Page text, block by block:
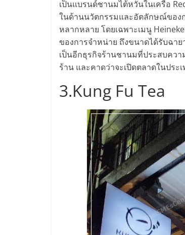
ที่
ปรึกษา
การ
ลงทุน
และ
ขยาย
เป็นแบรนด์ชานมไต้หวันในเครือ
ในด้านนวัตกรรมและอัตลักษณ์ของ
หลากหลาย โดยเฉพาะเมนู
ของการจำหน่าย ถึงขนาดได้รับฉาย
เป็นอีกธุรกิจร้านชานมที่ประสบคว
ร้าน และคาดว่าจะเปิดตลาดในประ
3.Kung Fu Tea